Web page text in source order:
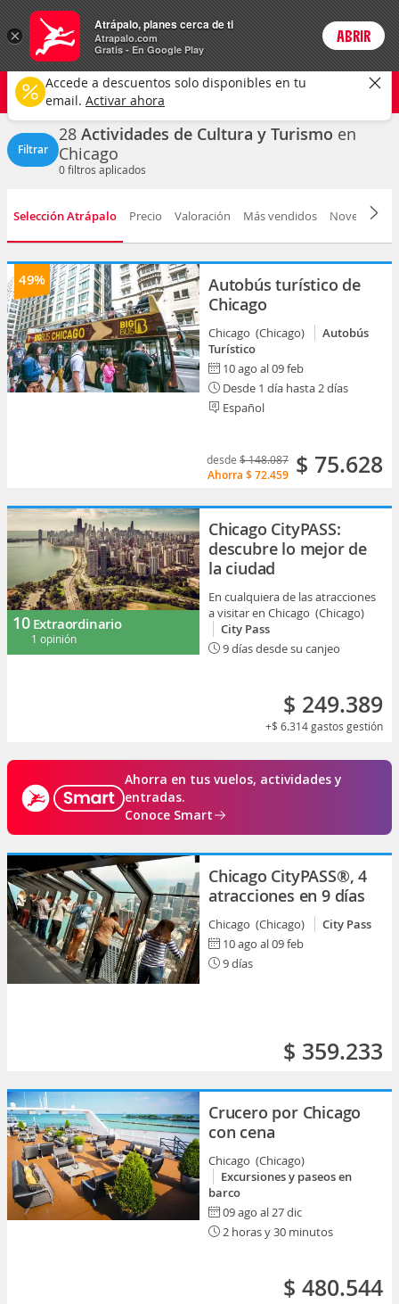
Actividades Login
Chicago ciudad
Cultura y turismo Cualquier fecha
CAMBIAR
Filtrar
28 Actividades de Cultura y Turismo en
Chicago
0filtros aplicados
Selección Atrápalo Precio Valoración Más vendidos Novedad
49%
Autobús turístico de
Chicago
Chicago (Chicago)
Autobús
Turístico
10 ago al 09 feb
Desde 1 día hasta 2 días
Español
desde $ 148.087
Ahorra $ 72.459 $ 75.628
10 Extraordinario
1 opinión
Chicago CityPASS:
descubre lo mejor de
la ciudad
En cualquiera de las atracciones
a visitar en Chicago (Chicago)
City Pass
9 días desde su canjeo
$ 249.389
+$ 6.314gastos gestión
Ahorra en tus vuelos, actividades y
entradas.
Conoce Smart
Chicago CityPASS®, 4
atracciones en 9 días
Chicago (Chicago)
City Pass
10 ago al 09 feb
9 días
$ 359.233
Crucero por Chicago
con cena
Chicago (Chicago)
Excursiones y paseos en
barco
09 ago al 27 dic
2 horas y 30 minutos
$ 480.544
×
Atrápalo, planes cerca de ti
Atrapalo.com
Gratis - En Google Play
ABRIR
Accede a descuentos solo disponibles en tu
email. Activar ahora